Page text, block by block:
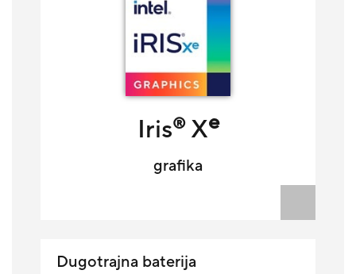
Iris®Xe
grafika
Dugotrajna baterija